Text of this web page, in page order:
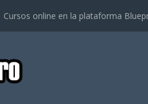
Cursos online en la plataforma